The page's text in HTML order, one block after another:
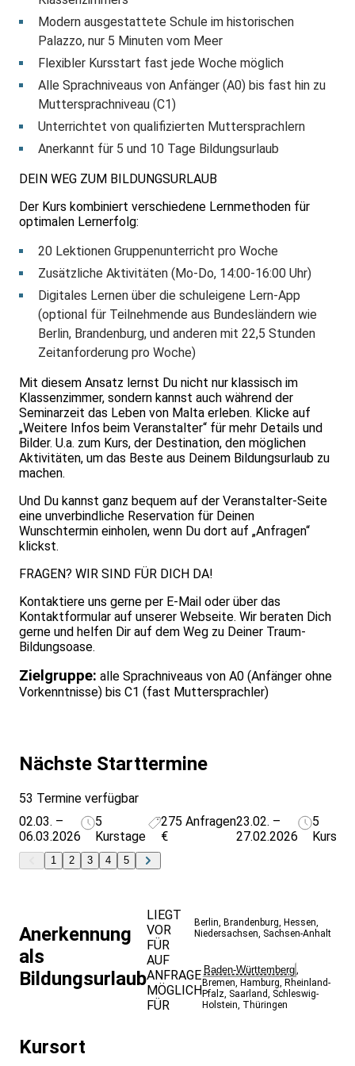
Modern ausgestattete Schule im historischen
Palazzo, nur 5 Minuten vom Meer
Flexibler Kursstart fast jede Woche möglich
Alle Sprachniveaus von Anfänger (A0) bis fast hin zu
Muttersprachniveau (C1)
Unterrichtet von qualifizierten Muttersprachlern
Anerkannt für 5 und 10 Tage Bildungsurlaub
DEIN WEG ZUM BILDUNGSURLAUB
Der Kurs kombiniert verschiedene Lernmethoden für
optimalen Lernerfolg:
20 Lektionen Gruppenunterricht pro Woche
Zusätzliche Aktivitäten (Mo-Do, 14:00-16:00 Uhr)
Digitales Lernen über die schuleigene Lern-App
(optional für Teilnehmende aus Bundesländern wie
Berlin, Brandenburg, und anderen mit 22,5 Stunden
Zeitanforderung pro Woche)
Mit diesem Ansatz lernst Du nicht nur klassisch im
Klassenzimmer, sondern kannst auch während der
Seminarzeit das Leben von Malta erleben. Klicke auf
„Weitere Infos beim Veranstalter“ für mehr Details und
Bilder. U.a. zum Kurs, der Destination, den möglichen
Aktivitäten, um das Beste aus Deinem Bildungsurlaub zu
machen.
Und Du kannst ganz bequem auf der Veranstalter-Seite
eine unverbindliche Reservation für Deinen
Wunschtermin einholen, wenn Du dort auf „Anfragen“
klickst.
FRAGEN? WIR SIND FÜR DICH DA!
Kontaktiere uns gerne per E-Mail oder über das
Kontaktformular auf unserer Webseite. Wir beraten Dich
gerne und helfen Dir auf dem Weg zu Deiner Traum-
Bildungsoase.
Zielgruppe: alle Sprachniveaus von A0 (Anfänger ohne
Vorkenntnisse) bis C1 (fast Muttersprachler)
Nächste Starttermine
53 Termine verfügbar
02.03. –
06.03.2026
5
Kurstage
275
€
Anfragen23.02. –
27.02.2026
5
1 2 3 4 5
Anerkennung
als
Bildungsurlaub
LIEGT
VOR
FÜR
Berlin, Brandenburg, Hessen,
Niedersachsen, Sachsen-Anhalt
AUF
ANFRAGE
MÖGLICH
FÜR
Baden-Württemberg,
Bremen, Hamburg, Rheinland-
Pfalz, Saarland, Schleswig-
Holstein, Thüringen
Kursort